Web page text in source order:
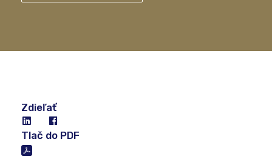
Zdieľať
Tlač do PDF